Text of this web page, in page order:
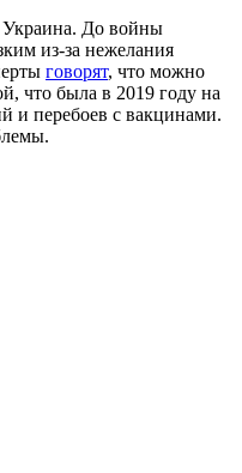
Украина. До войны
из-за нежелания
говорят, что можно
что была в 2019 году на
и перебоев с вакцинами.